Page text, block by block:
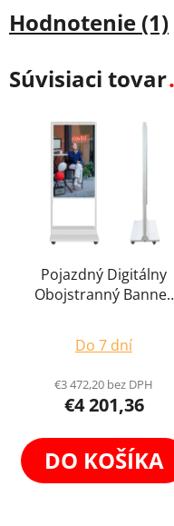
Hodnotenie (1)
Súvisiaci tovar
Pojazdný Digitálny
Obojstranný Banner
Double Sided Displej
Android Digiposter
s Kolieskami
hodnotenie
produktu
je
z
Do 7 dní
€3 472,20 bez DPH
€4 201,36
DO KOŠÍKA